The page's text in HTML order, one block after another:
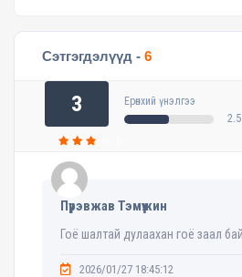
Сэтгэгдэлүүд - 6
3 Ерөнхий үнэлгээ
2.5
Пүрэвжав Тэмүүжин
Гоё шалтай дулаахан гоё заал
2026/01/27 18:45:12